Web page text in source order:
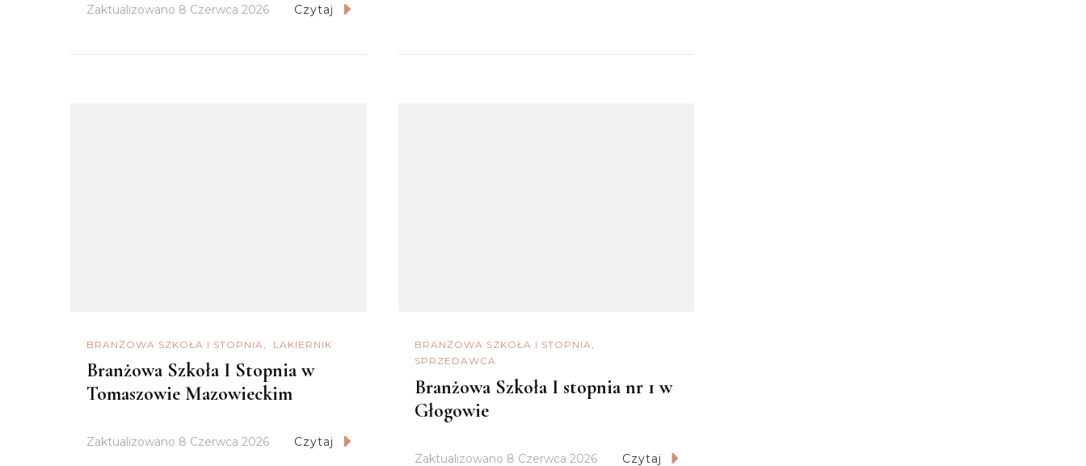
Zaktualizowano 8 Czerwca 2026 Czytaj
BRANŻOWA SZKOŁA I STOPNIA LAKIERNIK
Branżowa Szkoła I Stopnia w
Tomaszowie Mazowieckim
Zaktualizowano 8 Czerwca 2026 Czytaj
BRANŻOWA SZKOŁA I STOPNIA
SPRZEDAWCA
Branżowa Szkoła I stopnia nr 1 w
Głogowie
Zaktualizowano 8 Czerwca 2026 Czytaj